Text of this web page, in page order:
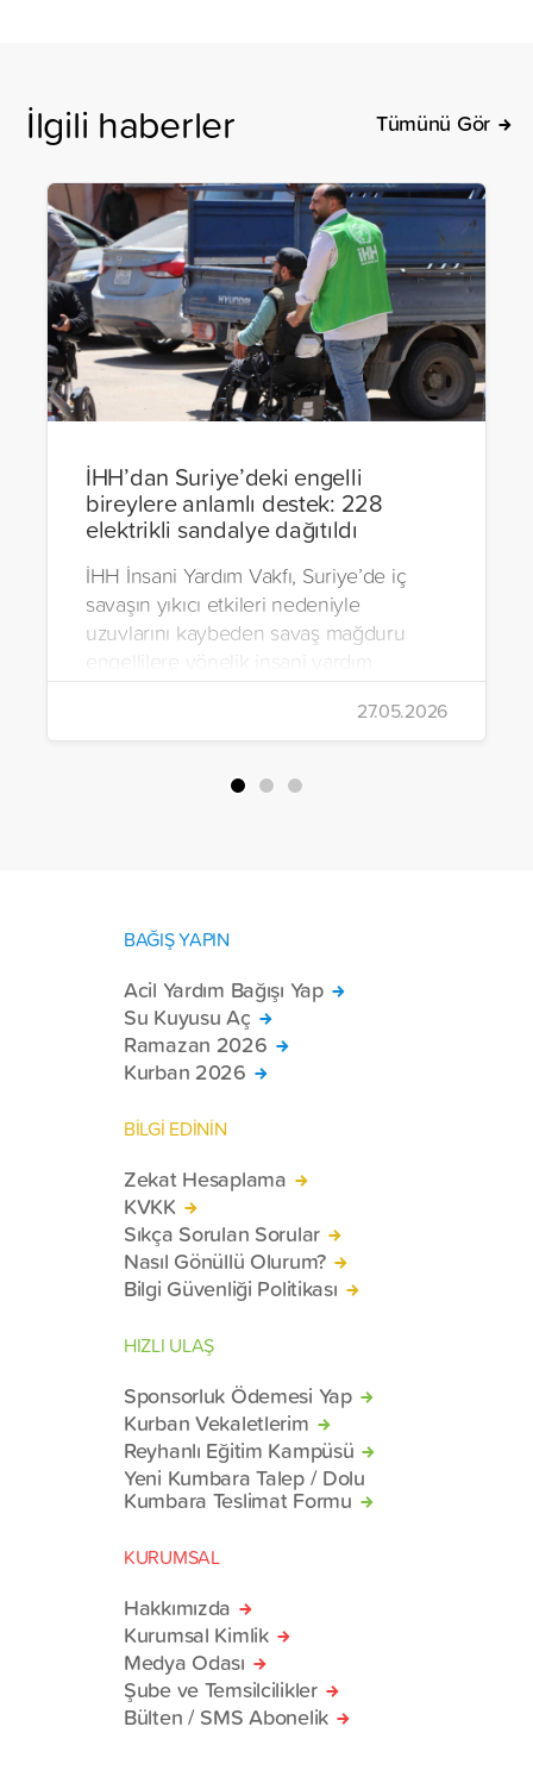
İlgili haberler Tümünü Gör
İHH’dan Suriye’deki engelli
bireylere anlamlı destek: 228
elektrikli sandalye dağıtıldı
İHH İnsani Yardım Vakfı, Suriye’de iç
savaşın yıkıcı etkileri nedeniyle
uzuvlarını kaybeden savaş mağduru
engellilere yönelik insani yardım
çalışmalarını aralıksız sürdürüyor. Vakıf,
yürütülen son projeyle Suriye’nin Şam,
Halep, Hama, Humus ve İdlib
bölgelerinde zor şartlarda yaşayan
27.05.2026
BAĞIŞ YAPIN
Acil Yardım Bağışı Yap
Su Kuyusu Aç
Ramazan 2026
Kurban 2026
BİLGİ EDİNİN
Zekat Hesaplama
KVKK
Sıkça Sorulan Sorular
Nasıl Gönüllü Olurum?
Bilgi Güvenliği Politikası
HIZLI ULAŞ
Sponsorluk Ödemesi Yap
Kurban Vekaletlerim
Reyhanlı Eğitim Kampüsü
Yeni Kumbara Talep / Dolu
Kumbara Teslimat Formu
KURUMSAL
Hakkımızda
Kurumsal Kimlik
Medya Odası
Şube ve Temsilcilikler
Bülten / SMS Abonelik